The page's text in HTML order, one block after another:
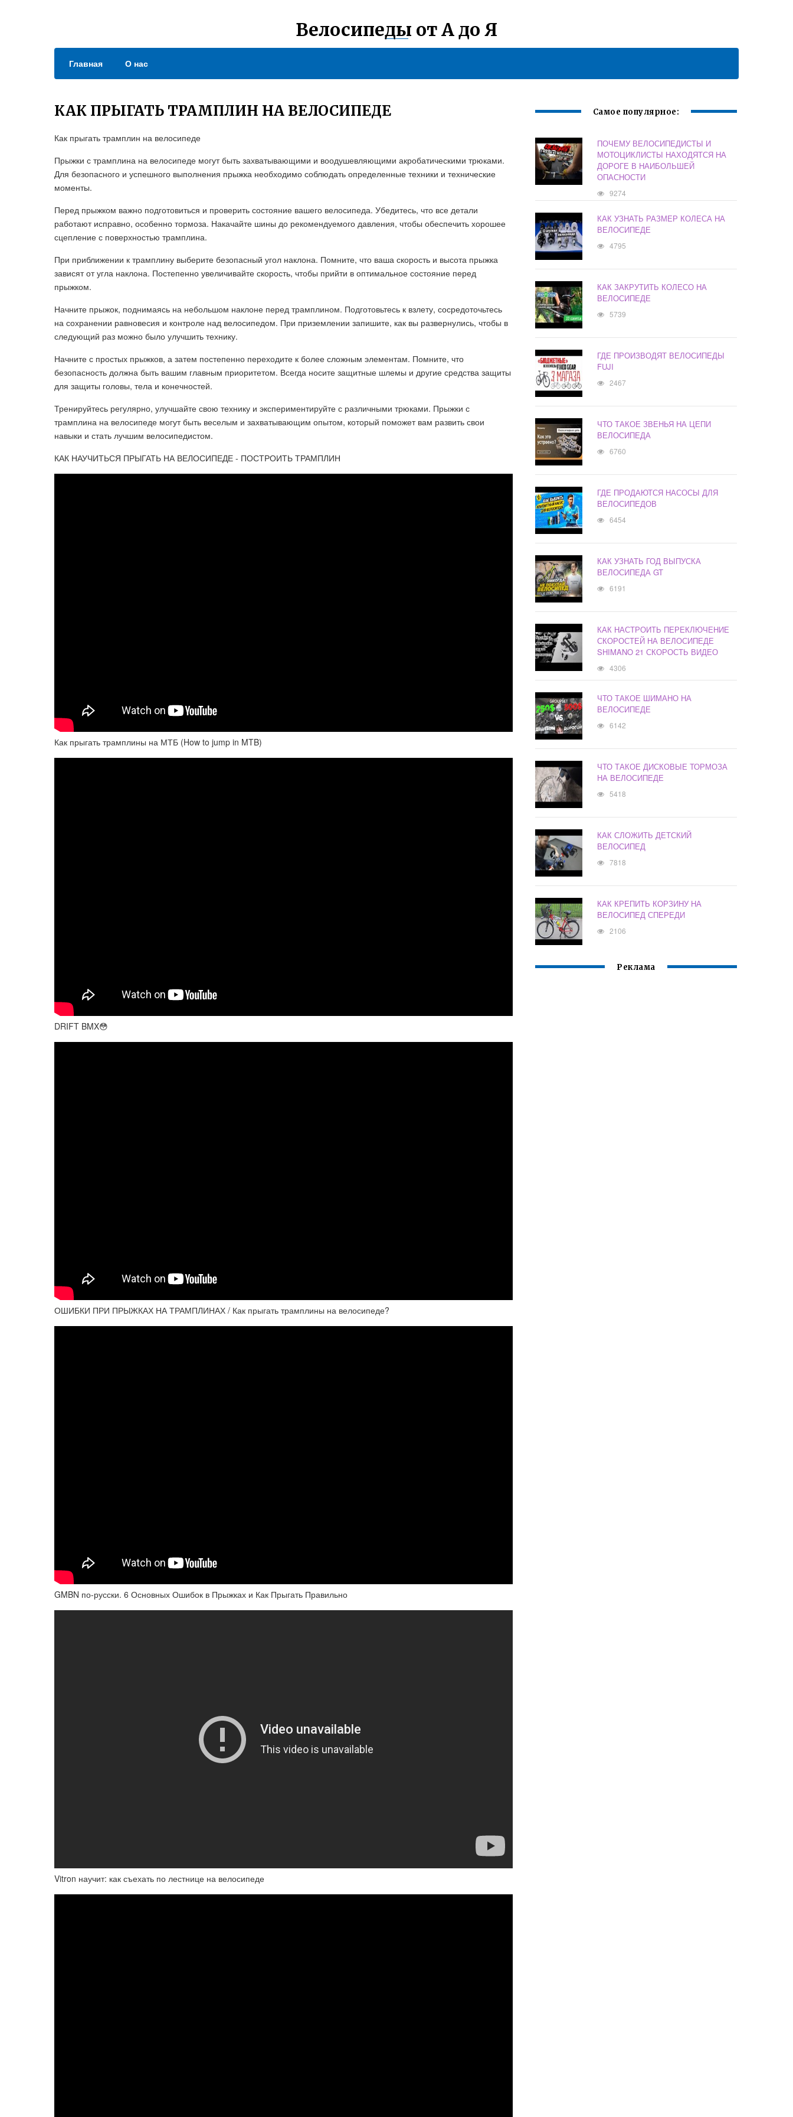
Велосипеды от А до Я
Главная О нас
КАК ПРЫГАТЬ ТРАМПЛИН НА ВЕЛОСИПЕДЕ
Как прыгать трамплин на велосипеде
Прыжки с трамплина на велосипеде могут быть захватывающими и воодушевляющими акробатическими трюками.
Для безопасного и успешного выполнения прыжка необходимо соблюдать определенные техники и технические
моменты.
Перед прыжком важно подготовиться и проверить состояние вашего велосипеда. Убедитесь, что все детали
работают исправно, особенно тормоза. Накачайте шины до рекомендуемого давления, чтобы обеспечить хорошее
сцепление с поверхностью трамплина.
При приближении к трамплину выберите безопасный угол наклона. Помните, что ваша скорость и высота прыжка
зависят от угла наклона. Постепенно увеличивайте скорость, чтобы прийти в оптимальное состояние перед
прыжком.
Начните прыжок, поднимаясь на небольшом наклоне перед трамплином. Подготовьтесь к взлету, сосредоточьтесь
на сохранении равновесия и контроле над велосипедом. При приземлении запишите, как вы развернулись, чтобы в
следующий раз можно было улучшить технику.
Начните с простых прыжков, а затем постепенно переходите к более сложным элементам. Помните, что
безопасность должна быть вашим главным приоритетом. Всегда носите защитные шлемы и другие средства защиты
для защиты головы, тела и конечностей.
Тренируйтесь регулярно, улучшайте свою технику и экспериментируйте с различными трюками. Прыжки с
трамплина на велосипеде могут быть веселым и захватывающим опытом, который поможет вам развить свои
навыки и стать лучшим велосипедистом.
КАК НАУЧИТЬСЯ ПРЫГАТЬ НА ВЕЛОСИПЕДЕ - ПОСТРОИТЬ ТРАМПЛИН
Как прыгать трамплины на МТБ (How to jump in MTB)
DRIFT BMX😳
ОШИБКИ ПРИ ПРЫЖКАХ НА ТРАМПЛИНАХ / Как прыгать трамплины на велосипеде?
GMBN по-русски. 6 Основных Ошибок в Прыжках и Как Прыгать Правильно
Vitron научит: как съехать по лестнице на велосипеде
Самое популярное:
ПОЧЕМУ ВЕЛОСИПЕДИСТЫ И
МОТОЦИКЛИСТЫ НАХОДЯТСЯ НА
ДОРОГЕ В НАИБОЛЬШЕЙ
ОПАСНОСТИ
9274
КАК УЗНАТЬ РАЗМЕР КОЛЕСА НА
ВЕЛОСИПЕДЕ
4795
КАК ЗАКРУТИТЬ КОЛЕСО НА
ВЕЛОСИПЕДЕ
5739
ГДЕ ПРОИЗВОДЯТ ВЕЛОСИПЕДЫ
FUJI
2467
ЧТО ТАКОЕ ЗВЕНЬЯ НА ЦЕПИ
ВЕЛОСИПЕДА
6760
ГДЕ ПРОДАЮТСЯ НАСОСЫ ДЛЯ
ВЕЛОСИПЕДОВ
6454
КАК УЗНАТЬ ГОД ВЫПУСКА
ВЕЛОСИПЕДА GT
6191
КАК НАСТРОИТЬ ПЕРЕКЛЮЧЕНИЕ
СКОРОСТЕЙ НА ВЕЛОСИПЕДЕ
SHIMANO 21 СКОРОСТЬ ВИДЕО
4306
ЧТО ТАКОЕ ШИМАНО НА
ВЕЛОСИПЕДЕ
6142
ЧТО ТАКОЕ ДИСКОВЫЕ ТОРМОЗА
НА ВЕЛОСИПЕДЕ
5418
КАК СЛОЖИТЬ ДЕТСКИЙ
ВЕЛОСИПЕД
7818
КАК КРЕПИТЬ КОРЗИНУ НА
ВЕЛОСИПЕД СПЕРЕДИ
2106
Реклама